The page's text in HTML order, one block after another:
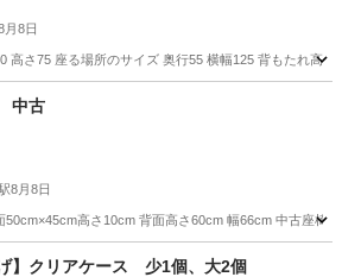
月8日
高さ75 座る場所のサイズ 奥行55 横幅125 背もたれ高
中古
8月8日
高さ10cm 背面高さ60cm 幅66cm 中古座
駅 椅子
げ】クリアケース 少1個、大2個